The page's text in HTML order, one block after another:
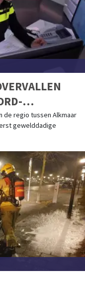
VERZOCHT
de regio tussen Alkmaar
gewelddadige